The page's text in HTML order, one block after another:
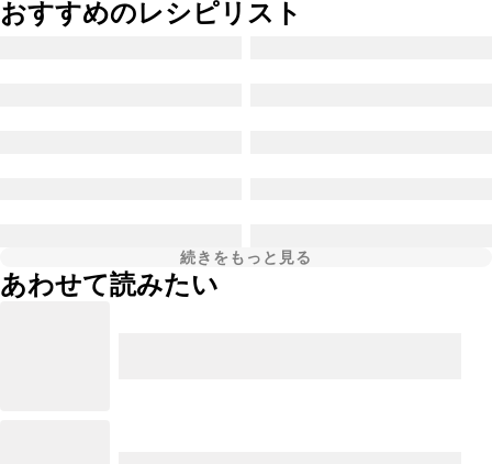
おすすめのレシピリスト
続きをもっと見る
あわせて読みたい